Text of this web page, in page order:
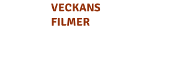
VECKANS
FILMER